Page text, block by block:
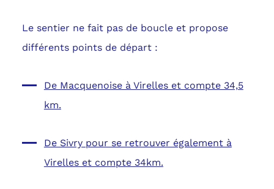
Le sentier ne fait pas de boucle et propose
différents points de départ :
De Macquenoise à Virelles et compte 34,5
km.
De Sivry pour se retrouver également à
Virelles et compte 34km.